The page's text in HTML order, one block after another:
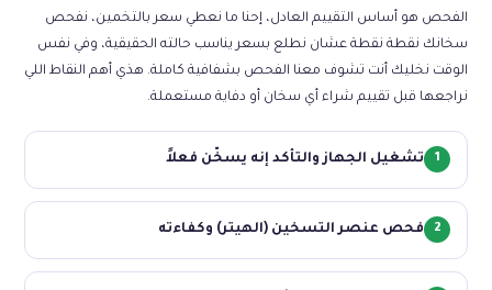
الفحص هو أساس التقييم العادل، إحنا ما نعطي سعر بالتخمين، نفحص
سخانك نقطة نقطة عشان نطلع بسعر يناسب حالته الحقيقية، وفي نفس
الوقت نخليك أنت تشوف معنا الفحص بشفافية كاملة. هذي أهم النقاط اللي
نراجعها قبل تقييم شراء أي سخان أو دفاية مستعملة.
1 تشغيل الجهاز والتأكد إنه يسخّن فعلاً
2 فحص عنصر التسخين (الهيتر) وكفاءته